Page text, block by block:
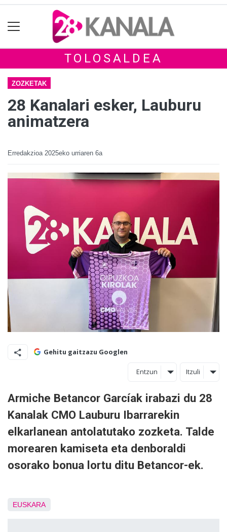
TOLOSALDEA
ZOZKETAK
28 Kanalari esker, Lauburu
animatzera
Erredakzioa 2025eko urriaren 6a
Gehitu gaitzazu Googlen
Entzun Itzuli
Armiche Betancor Garcíak irabazi du 28
Kanalak CMO Lauburu Ibarrarekin
elkarlanean antolatutako zozketa. Talde
morearen kamiseta eta denboraldi
osorako bonua lortu ditu Betancor-ek.
EUSKARA